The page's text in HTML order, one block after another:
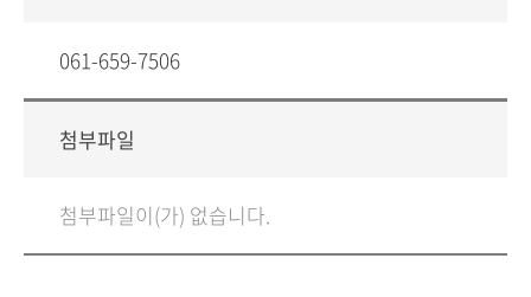
061-659-7506
첨부파일
첨부파일이(가) 없습니다.